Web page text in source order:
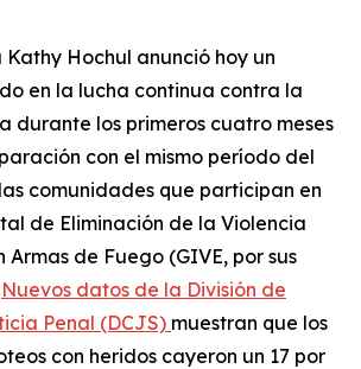
Hochul anunció hoy un
en la lucha continua contra la
durante los primeros cuatro meses
con el mismo período del
comunidades que participan en
de Eliminación de la Violencia
Armas de Fuego (GIVE, por sus
Nuevos datos de la División de
Penal (DCJS) muestran que los
con heridos cayeron un 17 por